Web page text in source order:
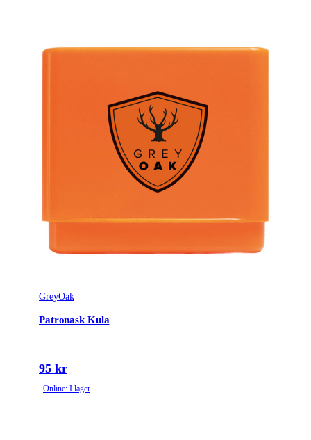
GreyOak
Patronask Kula
95 kr
Online: I lager